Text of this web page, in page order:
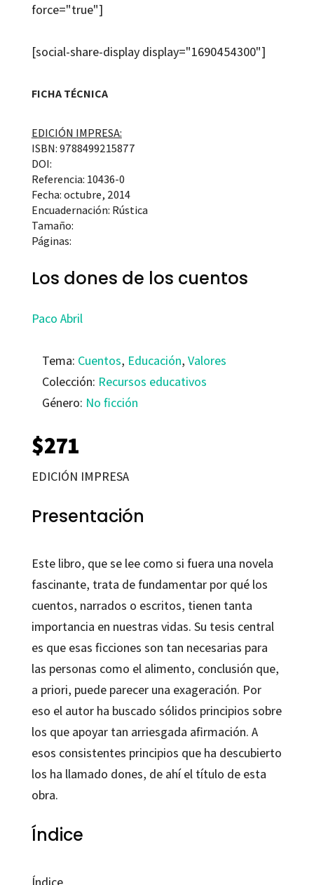
force="true"]
[social-share-display display="1690454300"]
FICHA TÉCNICA
EDICIÓN IMPRESA:
ISBN: 9788499215877
DOI:
Referencia: 10436-0
Fecha: octubre, 2014
Encuadernación: Rústica
Tamaño:
Páginas:
Los dones de los cuentos
Paco Abril
Tema: Cuentos, Educación, Valores
Colección: Recursos educativos
Género: No ficción
$271
EDICIÓN IMPRESA
Presentación
Este libro, que se lee como si fuera una novela
fascinante, trata de fundamentar por qué los
cuentos, narrados o escritos, tienen tanta
importancia en nuestras vidas. Su tesis central
es que esas ficciones son tan necesarias para
las personas como el alimento, conclusión que,
a priori, puede parecer una exageración. Por
eso el autor ha buscado sólidos principios sobre
los que apoyar tan arriesgada afirmación. A
esos consistentes principios que ha descubierto
los ha llamado dones, de ahí el título de esta
obra.
Índice
Índice